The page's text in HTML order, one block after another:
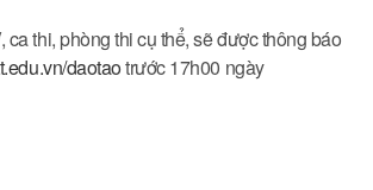
thi, phòng thi cụ thể, sẽ được thông báo
daotaotrước 17h00 ngày